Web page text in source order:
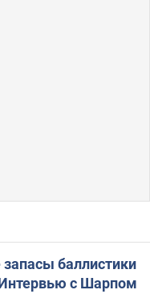
баллистики
Интервью с Шарпом